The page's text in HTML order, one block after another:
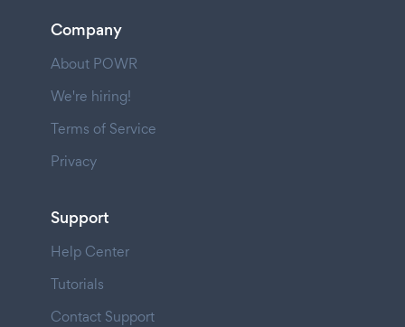
Company
About POWR
We're hiring!
Terms of Service
Privacy
Support
Help Center
Tutorials
Contact Support